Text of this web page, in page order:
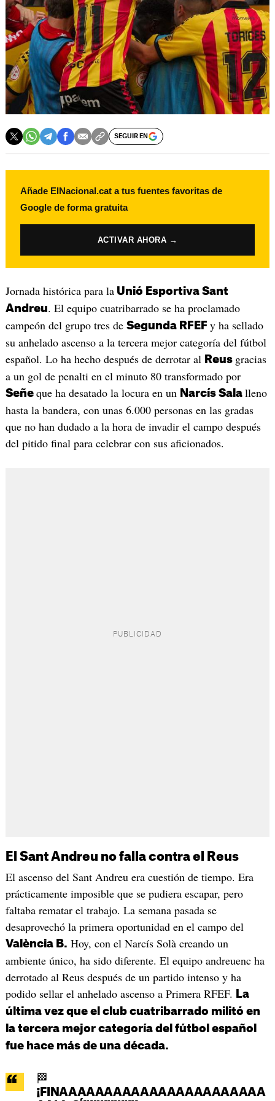
SEGUIR EN
Añade ElNacional.cat a tus fuentes favoritas de
Google de forma gratuita
ACTIVAR AHORA →
Jornada histórica para laUnió Esportiva Sant
Andreu. El equipo cuatribarrado se ha proclamado
campeón del grupo tres de Segunda RFEF y ha sellado
su anhelado ascenso a la tercera mejor categoría del fútbol
español. Lo ha hecho después de derrotar al Reus gracias
a un gol de penalti en el minuto 80 transformado por
Señe que ha desatado la locura en un Narcís Sala lleno
hasta la bandera, con unas 6.000 personas en las gradas
que no han dudado a la hora de invadir el campo después
del pitido final para celebrar con sus aficionados.
El Sant Andreu no falla contra el Reus
El ascenso del Sant Andreu era cuestión de tiempo. Era
prácticamente imposible que se pudiera escapar, pero
faltaba rematar el trabajo. La semana pasada se
desaprovechó la primera oportunidad en el campo del
València B. Hoy, con el Narcís Solà creando un
ambiente único, ha sido diferente. El equipo andreuenc ha
derrotado al Reus después de un partido intenso y ha
podido sellar el anhelado ascenso a Primera RFEF.
La
última vez que el club cuatribarrado militó en
la tercera mejor categoría del fútbol español
fue hace más de una década.
🏁
¡FINAAAAAAAAAAAAAAAAAAAAAAA